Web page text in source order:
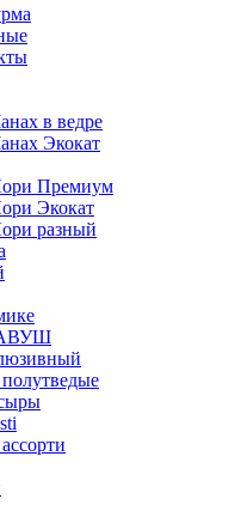
в ведре
Экокат
Премиум
Экокат
разный